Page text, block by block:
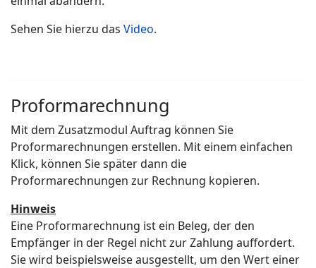
Sehen Sie hierzu das Video.
Proformarechnung
Mit dem Zusatzmodul Auftrag können Sie
Proformarechnungen erstellen. Mit einem einfachen
Klick, können Sie später dann die
Proformarechnungen zur Rechnung kopieren.
Hinweis
Eine Proformarechnung ist ein Beleg, der den
Empfänger in der Regel nicht zur Zahlung auffordert.
Sie wird beispielsweise ausgestellt, um den Wert einer